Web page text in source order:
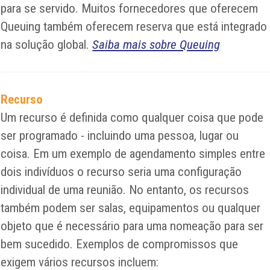
para se servido. Muitos fornecedores que oferecem
Queuing também oferecem reserva que está integrado
na solução global.Saiba mais sobre Queuing
Recurso
Um recurso é definida como qualquer coisa que pode
ser programado - incluindo uma pessoa, lugar ou
coisa. Em um exemplo de agendamento simples entre
dois indivíduos o recurso seria uma configuração
individual de uma reunião. No entanto, os recursos
também podem ser salas, equipamentos ou qualquer
objeto que é necessário para uma nomeação para ser
bem sucedido. Exemplos de compromissos que
exigem vários recursos incluem: